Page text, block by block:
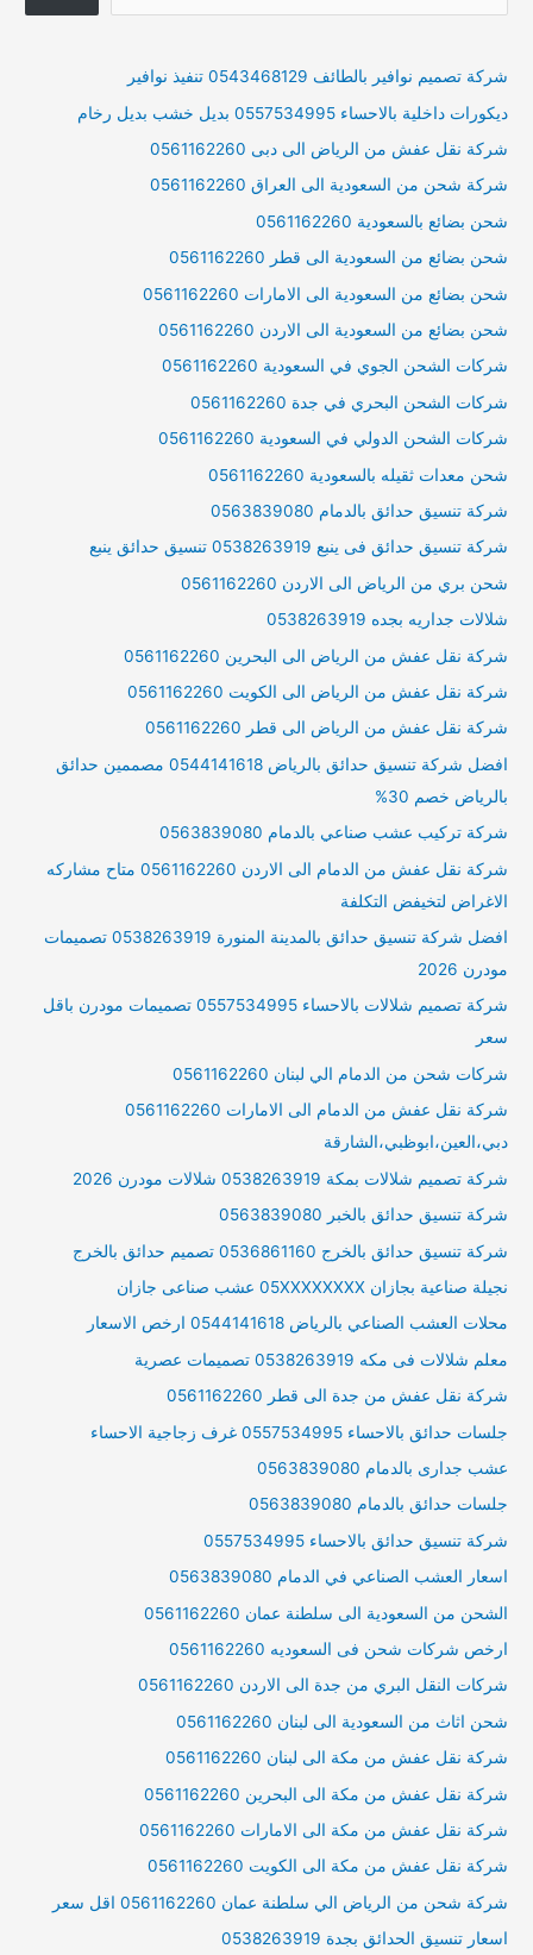
شركة تصميم نوافير بالطائف 0543468129 تنفيذ نوافير
ديكورات داخلية بالاحساء 0557534995 بديل خشب بديل رخام
شركة نقل عفش من الرياض الى دبى 0561162260
شركة شحن من السعودية الى العراق 0561162260
شحن بضائع بالسعودية 0561162260
شحن بضائع من السعودية الى قطر 0561162260
شحن بضائع من السعودية الى الامارات 0561162260
شحن بضائع من السعودية الى الاردن 0561162260
شركات الشحن الجوي في السعودية 0561162260
شركات الشحن البحري في جدة 0561162260
شركات الشحن الدولي في السعودية 0561162260
شحن معدات ثقيله بالسعودية 0561162260
شركة تنسيق حدائق بالدمام 0563839080
شركة تنسيق حدائق فى ينبع 0538263919 تنسيق حدائق ينبع
شحن بري من الرياض الى الاردن 0561162260
شلالات جداريه بجده 0538263919
شركة نقل عفش من الرياض الى البحرين 0561162260
شركة نقل عفش من الرياض الى الكويت 0561162260
شركة نقل عفش من الرياض الى قطر 0561162260
افضل شركة تنسيق حدائق بالرياض 0544141618 مصممين حدائق
بالرياض خصم 30%
شركة تركيب عشب صناعي بالدمام 0563839080
شركة نقل عفش من الدمام الى الاردن 0561162260 متاح مشاركه
الاغراض لتخيفض التكلفة
افضل شركة تنسيق حدائق بالمدينة المنورة 0538263919 تصميمات
مودرن 2026
شركة تصميم شلالات بالاحساء 0557534995 تصميمات مودرن باقل
سعر
شركات شحن من الدمام الي لبنان 0561162260
شركة نقل عفش من الدمام الى الامارات 0561162260
دبي،العين،ابوظبي،الشارقة
شركة تصميم شلالات بمكة 0538263919 شلالات مودرن 2026
شركة تنسيق حدائق بالخبر 0563839080
شركة تنسيق حدائق بالخرج 0536861160 تصميم حدائق بالخرج
نجيلة صناعية بجازان 05XXXXXXXX عشب صناعى جازان
محلات العشب الصناعي بالرياض 0544141618 ارخص الاسعار
معلم شلالات فى مكه 0538263919 تصميمات عصرية
شركة نقل عفش من جدة الى قطر 0561162260
جلسات حدائق بالاحساء 0557534995 غرف زجاجية الاحساء
عشب جدارى بالدمام 0563839080
جلسات حدائق بالدمام 0563839080
شركة تنسيق حدائق بالاحساء 0557534995
اسعار العشب الصناعي في الدمام 0563839080
الشحن من السعودية الى سلطنة عمان 0561162260
ارخص شركات شحن فى السعوديه 0561162260
شركات النقل البري من جدة الى الاردن 0561162260
شحن اثاث من السعودية الى لبنان 0561162260
شركة نقل عفش من مكة الى لبنان 0561162260
شركة نقل عفش من مكة الى البحرين 0561162260
شركة نقل عفش من مكة الى الامارات 0561162260
شركة نقل عفش من مكة الى الكويت 0561162260
شركة شحن من الرياض الي سلطنة عمان 0561162260 اقل سعر
اسعار تنسيق الحدائق بجدة 0538263919